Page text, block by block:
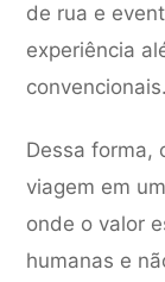
de rua e
experiência
convencionais.
Dessa forma,
viagem em
onde o valor
humanas e